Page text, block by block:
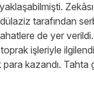
tarafından
de yer
işleriyle
kazandı.